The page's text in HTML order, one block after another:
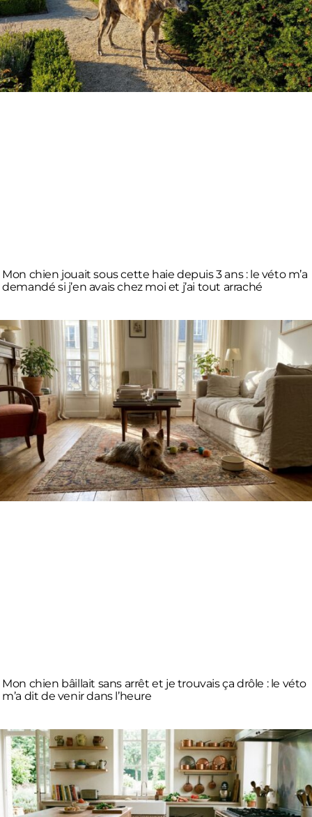
Mon chien jouait sous cette haie depuis 3 ans : le véto m’a
demandé si j’en avais chez moi et j’ai tout arraché
Mon chien bâillait sans arrêt et je trouvais ça drôle : le véto
m’a dit de venir dans l’heure